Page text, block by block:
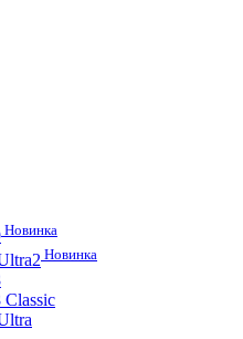
Новинка
Новинка
Classic